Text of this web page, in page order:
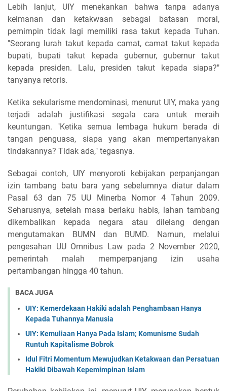
Lebih lanjut, UIY menekankan bahwa tanpa adanya
keimanan dan ketakwaan sebagai batasan moral,
pemimpin tidak lagi memiliki rasa takut kepada Tuhan.
"Seorang lurah takut kepada camat, camat takut kepada
bupati, bupati takut kepada gubernur, gubernur takut
kepada presiden. Lalu, presiden takut kepada siapa?"
tanyanya retoris.
Ketika sekularisme mendominasi, menurut UIY, maka yang
terjadi adalah justifikasi segala cara untuk meraih
keuntungan. "Ketika semua lembaga hukum berada di
tangan penguasa, siapa yang akan mempertanyakan
tindakannya? Tidak ada," tegasnya.
Sebagai contoh, UIY menyoroti kebijakan perpanjangan
izin tambang batu bara yang sebelumnya diatur dalam
Pasal 63 dan 75 UU Minerba Nomor 4 Tahun 2009.
Seharusnya, setelah masa berlaku habis, lahan tambang
dikembalikan kepada negara atau dilelang dengan
mengutamakan BUMN dan BUMD. Namun, melalui
pengesahan UU Omnibus Law pada 2 November 2020,
pemerintah malah memperpanjang izin usaha
pertambangan hingga 40 tahun.
BACA JUGA
UIY: Kemerdekaan Hakiki adalah Penghambaan Hanya
Kepada Tuhannya Manusia
UIY: Kemuliaan Hanya Pada Islam; Komunisme Sudah
Runtuh Kapitalisme Bobrok
Idul Fitri Momentum Mewujudkan Ketakwaan dan Persatuan
Hakiki Dibawah Kepemimpinan Islam